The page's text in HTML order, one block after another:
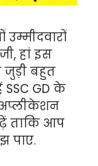
उम्मीदवारों
हां इस
जुड़ी बहुत
GD के
ताकि आप
पाए.